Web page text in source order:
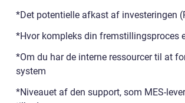
*Det potentielle afkast af investeringen
*Hvor kompleks din fremstillingsproces
*Om du har de interne ressourcer til at
system
*Niveauet af den support, som MES-